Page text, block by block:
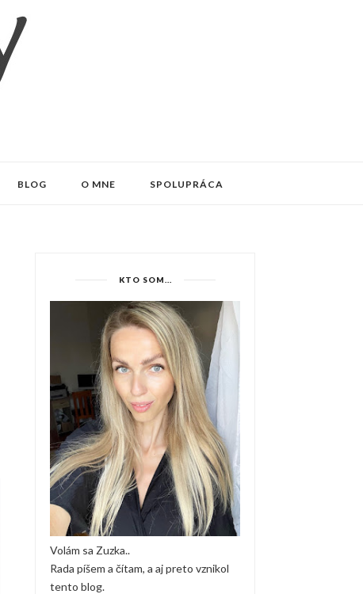
BLOG O MNE SPOLUPRÁCA
KTO SOM...
Volám sa Zuzka..
Rada píšem a čítam, a aj preto vznikol
tento blog.